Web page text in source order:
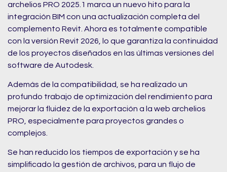
archelios PRO 2025.1 marca un nuevo hito para la
integración BIM con una actualización completa del
complemento Revit. Ahora es totalmente compatible
con la versión Revit 2026, lo que garantiza la continuidad
de los proyectos diseñados en las últimas versiones del
software de Autodesk.
Además de la compatibilidad, se ha realizado un
profundo trabajo de optimización del rendimiento para
mejorar la fluidez de la exportación a la web archelios
PRO, especialmente para proyectos grandes o
complejos.
Se han reducido los tiempos de exportación y se ha
simplificado la gestión de archivos, para un flujo de